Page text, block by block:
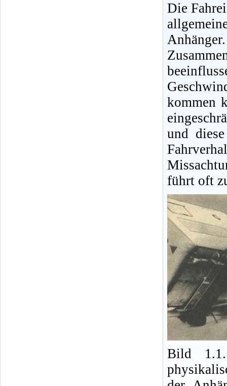
Die
kommen
und
führt oft
Bild 1.1.